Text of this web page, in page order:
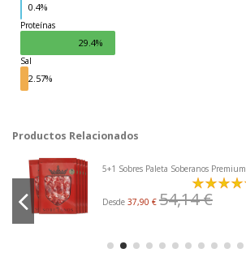
Grasas
0.4%
Proteínas
29.4%
Sal
2.57%
Productos Relacionados
5+1 Sobres Paleta Soberanos Premium
Desde 37,90 € 54,14 €